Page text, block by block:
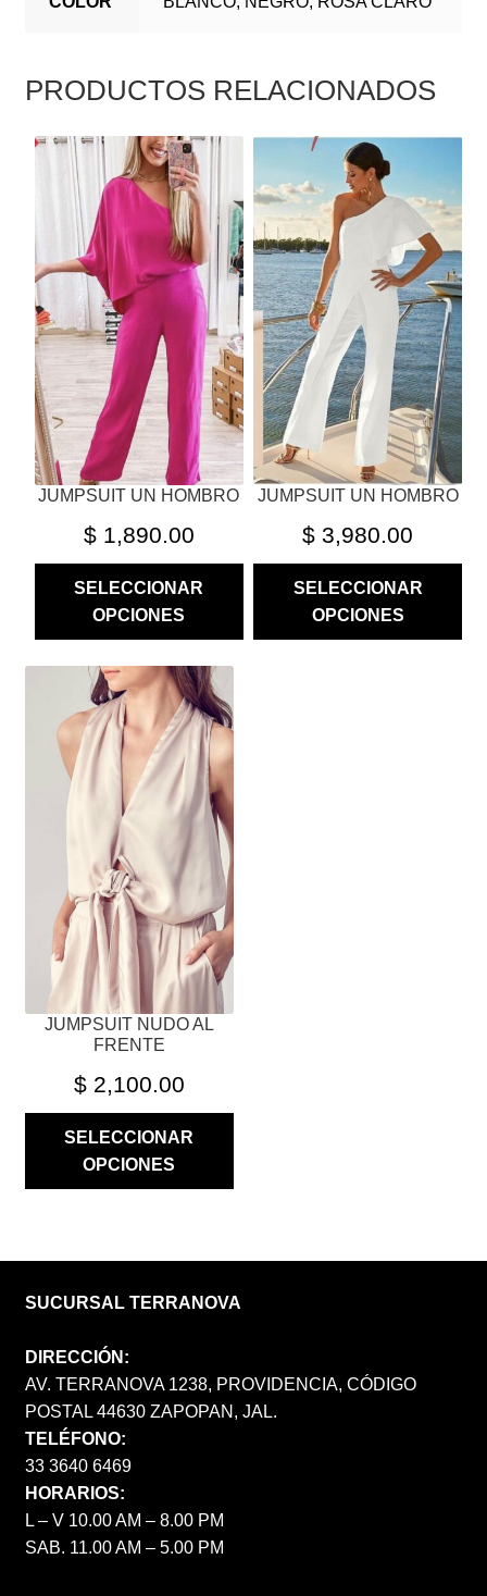
PRODUCTOS RELACIONADOS
JUMPSUIT UN HOMBRO
$1,890.00
SELECCIONAR
OPCIONES
ESTE
PRODUCTO
TIENE
MÚLTIPLES
VARIANTES.
LAS
OPCIONES
SE
PUEDEN
ELEGIR
EN
LA
PÁGINA
DE
PRODUCTO
JUMPSUIT UN HOMBRO
$ 3,980.00
SELECCIONAR
OPCIONES
PRODUCTO
TIENE
MÚLTIPLES
VARIANTES.
LAS
OPCIONES
SE
PUEDEN
ELEGIR
EN
LA
PÁGINA
DE
PRODUCTO
JUMPSUIT NUDO AL
FRENTE
$2,100.00
SELECCIONAR
OPCIONES
PRODUCTO
TIENE
MÚLTIPLES
VARIANTES.
OPCIONES
PUEDEN
ELEGIR
PÁGINA
DE
SUCURSAL TERRANOVA
DIRECCIÓN:
AV. TERRANOVA 1238, PROVIDENCIA, CÓDIGO
POSTAL 44630 ZAPOPAN, JAL.
TELÉFONO:
33 3640 6469
HORARIOS:
L – V 10.00 AM – 8.00 PM
SAB. 11.00 AM – 5.00 PM